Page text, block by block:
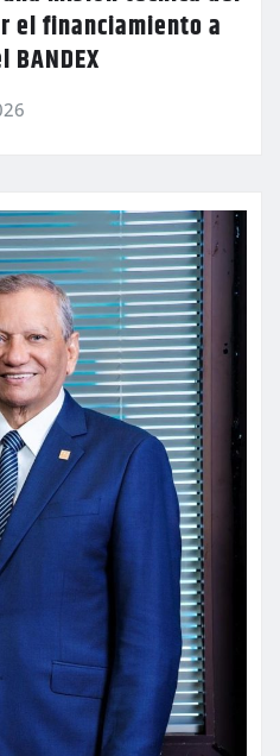
el financiamiento a